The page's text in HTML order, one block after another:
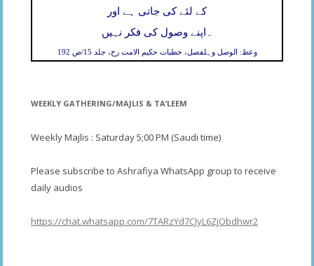
کے لئے کی جاتی ہے اور
اپنے وصول کی فکر نہیں ۔
وعظ: الوصل وہلفصل، خطبات حکیم الامت رح، جلد 15/ص 192
WEEKLY GATHERING/MAJLIS & TA’LEEM
Weekly Majlis : Saturday 5;00 PM (Saudi time)
Please subscribe to Ashrafiya WhatsApp group to receive
daily audios
https://chat.whatsapp.com/7TARzYd7CJyL6ZjObdhwr2